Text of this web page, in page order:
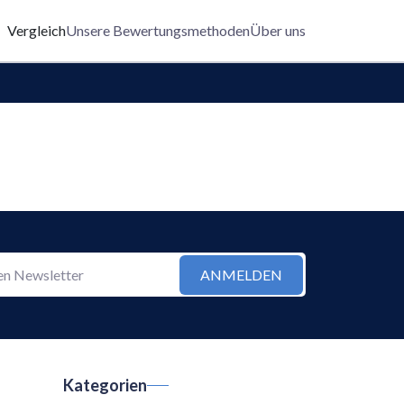
VergleichUnsere BewertungsmethodenÜber uns
ANMELDEN
Kategorien